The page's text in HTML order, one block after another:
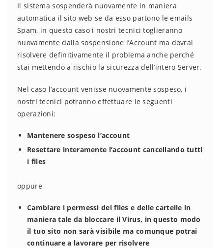
Il sistema sospenderà nuovamente in maniera
automatica il sito web se da esso partono le emails
Spam, in questo caso i nostri tecnici toglieranno
nuovamente dalla sospensione l’Account ma dovrai
risolvere definitivamente il problema anche perché
stai mettendo a rischio la sicurezza dell’intero Server.
Nel caso l’account venisse nuovamente sospeso, i
nostri tecnici potranno effettuare le seguenti
operazioni:
Mantenere sospeso l’account
Resettare interamente l’account cancellando tutti
i files
oppure
Cambiare i permessi dei files e delle cartelle in
maniera tale da bloccare il Virus, in questo modo
il tuo sito non sarà visibile ma comunque potrai
continuare a lavorare per risolvere